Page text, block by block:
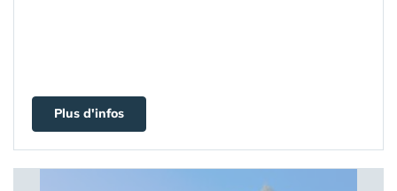
Plus d'infos